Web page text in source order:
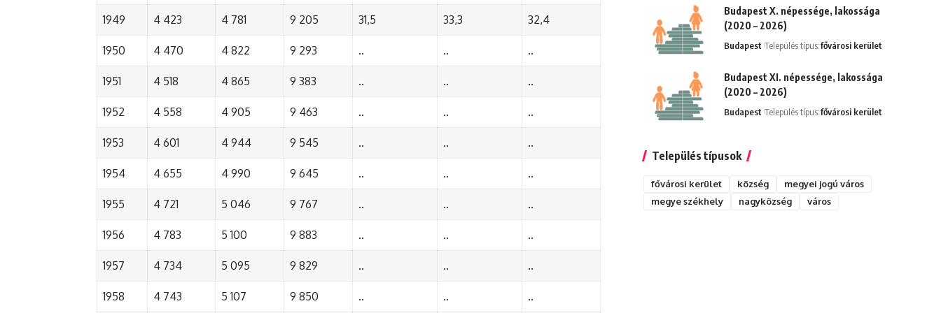
1949 4 423 4 781 9 205 31,5 33,3 32,4
1950 4 470 4 822 9 293 .. .. ..
1951 4 518 4 865 9 383 .. .. ..
1952 4 558 4 905 9 463 .. .. ..
1953 4 601 4 944 9 545 .. .. ..
1954 4 655 4 990 9 645 .. .. ..
1955 4 721 5 046 9 767 .. .. ..
1956 4 783 5 100 9 883 .. .. ..
1957 4 734 5 095 9 829 .. .. ..
1958 4 743 5 107 9 850 .. .. ..
Budapest X. népessége, lakossága
(2020 – 2026)
Budapest Település típus:fővárosi kerület
Budapest XI. népessége, lakossága
(2020 – 2026)
Budapest Település típus:fővárosi kerület
Település típusok
fővárosi kerület község
megyei jogú város
megye székhely
nagyközség város